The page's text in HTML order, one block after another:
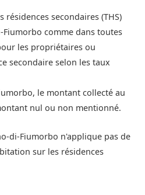
résidences secondaires (THS)
Fiumorbo comme dans toutes
les propriétaires ou
secondaire selon les taux
le montant collecté au
nul ou non mentionné.
di-Fiumorbo n'applique pas de
sur les résidences